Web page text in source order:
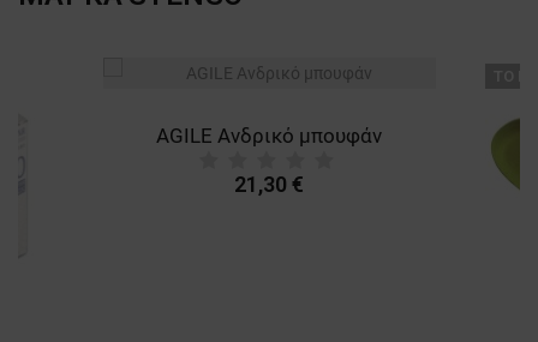
AGILE Ανδρικό μπουφάν
21,30 €